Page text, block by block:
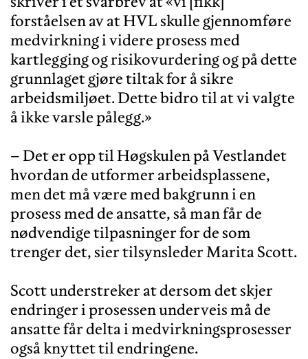
forståelsen av at HVL skulle gjennomføre
medvirkning i videre prosess med
kartlegging og risikovurdering og på dette
grunnlaget gjøre tiltak for å sikre
arbeidsmiljøet. Dette bidro til at vi valgte
å ikke varsle pålegg.»
– Det er opp til Høgskulen på Vestlandet
hvordan de utformer arbeidsplassene,
men det må være med bakgrunn i en
prosess med de ansatte, så man får de
nødvendige tilpasninger for de som
trenger det, sier tilsynsleder Marita Scott.
Scott understreker at dersom det skjer
endringer i prosessen underveis må de
ansatte får delta i medvirkningsprosesser
også knyttet til endringene.